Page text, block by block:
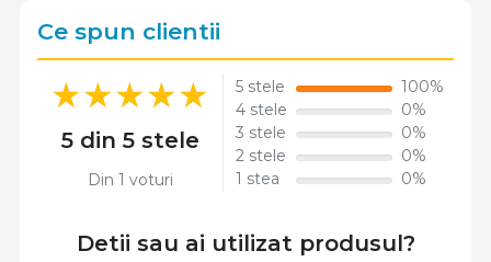
Ce spun clientii
5 din 5 stele
Din 1 voturi
5 stele
100%
4 stele
0%
3 stele
0%
2 stele
0%
1 stea
0%
Detii sau ai utilizat produsul?